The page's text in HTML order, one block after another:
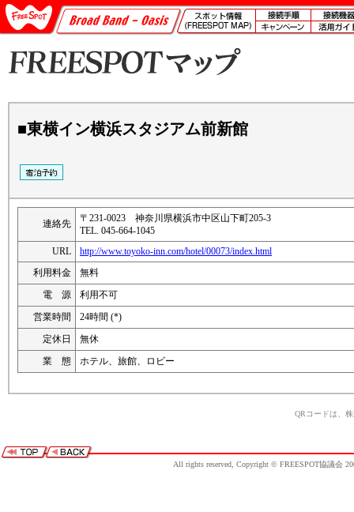
■東横イン横浜スタジアム前新館
連絡先
〒231-0023 神奈川県横浜市中区山下町205-3
TEL. 045-664-1045
URL
http://www.toyoko-inn.com/hotel/00073/index.html
利用料金
無料
電 源
利用不可
営業時間
24時間 (*)
定休日
無休
業 態
ホテル、旅館、ロビー
QRコードは、
All rights reserved, Copyright © FREESPOT協議会